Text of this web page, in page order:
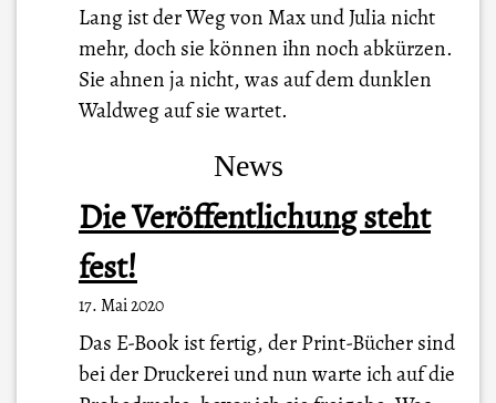
Lang ist der Weg von Max und Julia nicht
mehr, doch sie können ihn noch abkürzen.
Sie ahnen ja nicht, was auf dem dunklen
Waldweg auf sie wartet.
News
Die Veröffentlichung steht
fest!
17. Mai 2020
Das E-Book ist fertig, der Print-Bücher sind
bei der Druckerei und nun warte ich auf die